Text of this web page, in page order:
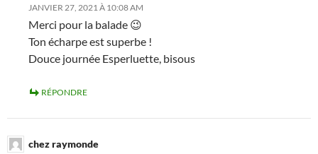
JANVIER 27, 2021 À 10:08 AM
Merci pour la balade 😉
Ton écharpe est superbe !
Douce journée Esperluette, bisous
RÉPONDRE
chez raymonde